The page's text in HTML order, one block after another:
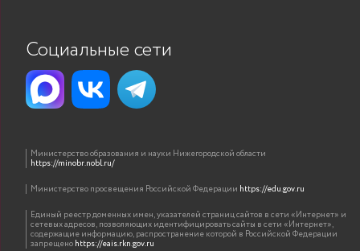
Социальные сети
Министерство образования и науки Нижегородской области
https://minobr.nobl.ru/
Министерство просвещения Российской Федерации https://edu.gov.ru
Единый реестр доменных имен, указателей страниц сайтов в сети «Интернет» и
сетевых адресов, позволяющих идентифицировать сайты в сети «Интернет»,
содержащие информацию, распространение которой в Российской Федерации
запрещеноhttps://eais.rkn.gov.ru